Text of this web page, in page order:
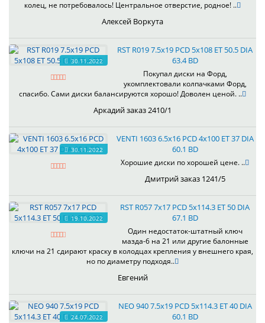
колец, не потребовалось! Центральное отверстие, родное! ..
Алексей Воркута
30.11.2022
RST R019 7.5x19 PCD 5x108 ET 50.5 DIA
63.4 BD
Покупал диски на Форд,
укомплектовали колпачками Форд,
спасибо. Сами диски балансируются хорошо! Доволен ценой. ..
Аркадий заказ 2410/1
30.11.2022
VENTI 1603 6.5x16 PCD 4x100 ET 37 DIA
60.1 BD
Хорошие диски по хорошей цене. ..
Дмитрий заказ 1241/5
19.10.2022
RST R057 7x17 PCD 5x114.3 ET 50 DIA
67.1 BD
Один недостаток-штатный ключ
мазда-6 на 21 или другие балонные
ключи на 21 сдирают краску в колодцах крепления у внешнего края,
но по диаметру подходя..
Евгений
24.07.2022
NEO 940 7.5x19 PCD 5x114.3 ET 40 DIA
60.1 BD